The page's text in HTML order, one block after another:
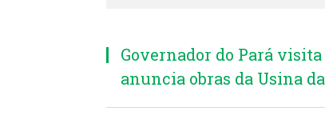
Governador do Pará
anuncia obras da Usina